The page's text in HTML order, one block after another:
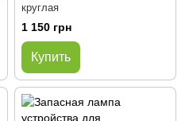
круглая
1 150 грн
Купить